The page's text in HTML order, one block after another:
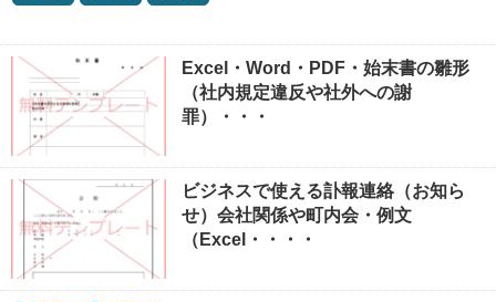
Excel・Word・PDF・始末書の雛形
（社内規定違反や社外への謝
罪）・・・
ビジネスで使える訃報連絡（お知ら
せ）会社関係や町内会・例文
（Excel・・・・